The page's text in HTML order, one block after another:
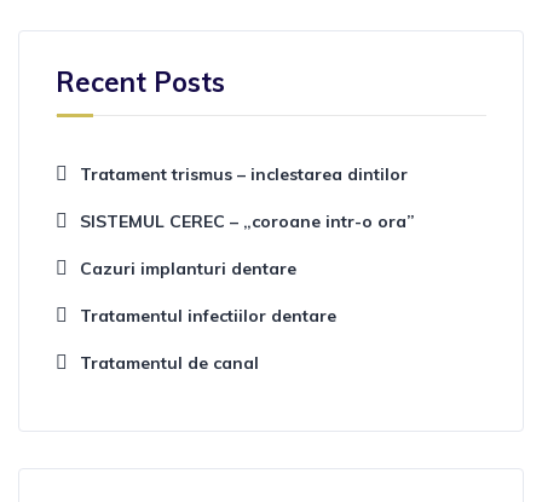
Recent Posts
Tratament trismus – inclestarea dintilor
SISTEMUL CEREC – „coroane intr-o ora”
Cazuri implanturi dentare
Tratamentul infectiilor dentare
Tratamentul de canal